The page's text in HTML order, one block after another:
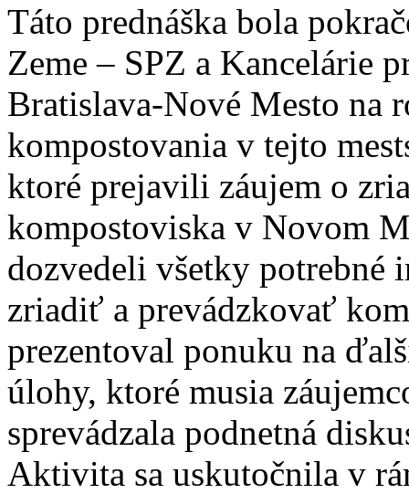
Táto prednáška bola
Zeme – SPZ a Kancelárie
Bratislava-Nové Mesto na
kompostovania v tejto
ktoré prejavili záujem o
kompostoviska v Novom
dozvedeli všetky potrebné
zriadiť a prevádzkovať
prezentoval ponuku na
úlohy, ktoré musia
sprevádzala podnetná
Aktivita sa uskutočnila v